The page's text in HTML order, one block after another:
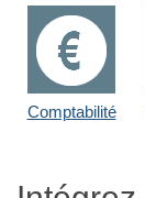
Comptabilité